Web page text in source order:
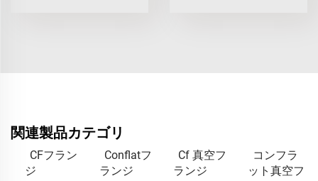
関連製品カテゴリ
CFフラン
ジ
Conflatフ
ランジ
Cf 真空フ
ランジ
コンフラ
ット真空フ